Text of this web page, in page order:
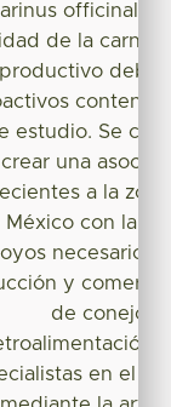
de la carne
productivo
estudio. Se
una
a la
México con la
necesarios
y
de conejo,
en el